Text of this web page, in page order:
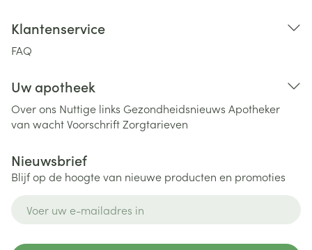
Klantenservice
FAQ
Uw apotheek
Over ons Nuttige links Gezondheidsnieuws Apotheker
van wachtVoorschriftZorgtarieven
Nieuwsbrief
Blijf op de hoogte van nieuwe producten en promoties